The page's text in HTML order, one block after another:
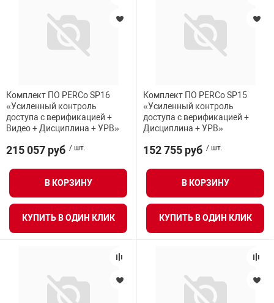
Комплект ПО PERCo SP16
«Усиленный контроль
доступа с верификацией +
Видео + Дисциплина + УРВ»
215 057 руб / шт.
В КОРЗИНУ
КУПИТЬ В ОДИН КЛИК
Комплект ПО PERCo SP15
«Усиленный контроль
доступа с верификацией +
Дисциплина + УРВ»
152 755 руб / шт.
В КОРЗИНУ
КУПИТЬ В ОДИН КЛИК